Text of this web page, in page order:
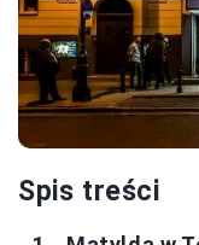
Spis treści